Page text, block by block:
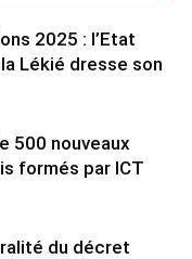
2025 : l’Etat
Lékié dresse son
500 nouveaux
formés par ICT
du décret